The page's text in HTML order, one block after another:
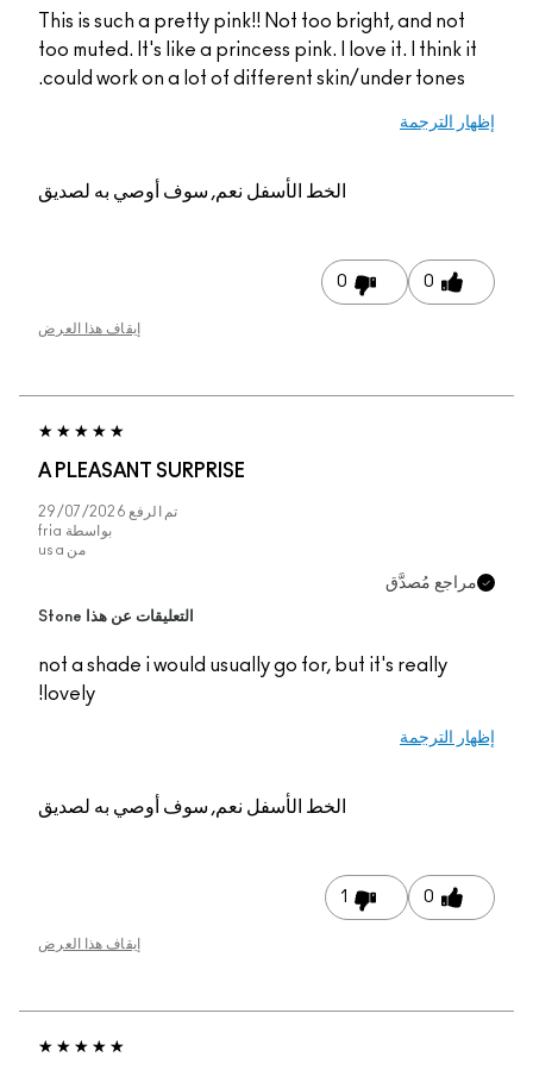
This is such a pretty pink!! Not too bright, and
too muted. It's like a princess pink. I love it. I
could work on a lot of different skin/under
الترجمة
الخط الأسفلنعم, سوف أوصي به لصديق
0
إيقاف هذا العرض
A PLEASANT SURPRISE
29/07/2026
fria
مُصدَّق
التعليقات عن هذا Stone
not a shade i would usually go for, but it's really
الترجمة
الخط الأسفلنعم, سوف أوصي به لصديق
إيقاف هذا العرض